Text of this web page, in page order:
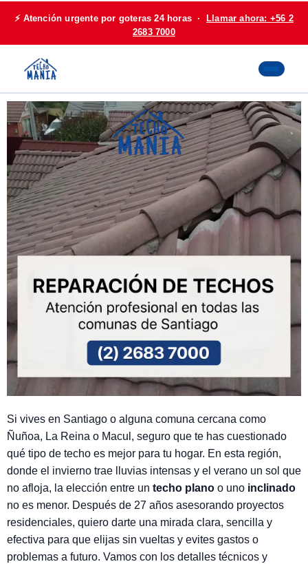
⚡ Atención urgente por goteras 24 horas ·
Llamar ahora: +56 2
2683 7000
Si vives en Santiago o alguna comuna cercana como
Ñuñoa, La Reina o Macul, seguro que te has cuestionado
qué tipo de techo es mejor para tu hogar. En esta región,
donde el invierno trae lluvias intensas y el verano un sol que
no afloja, la elección entre un techo plano o uno inclinado
no es menor. Después de 27 años asesorando proyectos
residenciales, quiero darte una mirada clara, sencilla y
efectiva para que elijas sin vueltas y evites gastos o
problemas a futuro. Vamos con los detalles técnicos y